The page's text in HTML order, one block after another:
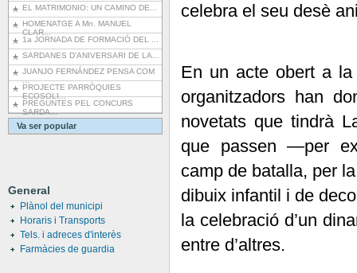
EL MATRIMONIO: UN CAMINO DE...
HOMENATGE A Mn. MANUEL
CLAR...
1a JORNADA DE FORMACIÓ DEL ...
SARDANES D'ANIVERSARI DE LA...
JUANJO FERNÁNDEZ PENSA COM
...
PROJECTE PARRÒQUIES
ECOSOLI...
PREGUNTES PEL CONCURS
SARDA...
Va ser popular
General
Plànol del municipi
Horaris i Transports
Tels. i adreces d'interès
Farmàcies de guardia
celebra el seu desè
En un acte obert a
organitzadors han
novetats que tindrà
que passen —per
camp de batalla, per
dibuix infantil i de
la celebració d’un
entre d’altres.